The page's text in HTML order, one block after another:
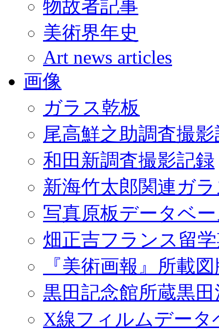
物故者記事
美術界年史
Art news articles
画像
ガラス乾板
尾高鮮之助調査撮
和田新調査撮影記録
新海竹太郎関連ガ
写真原板データベ
畑正吉フランス留
『美術画報』所載
黒田記念館所蔵黒
X線フィルムデータ